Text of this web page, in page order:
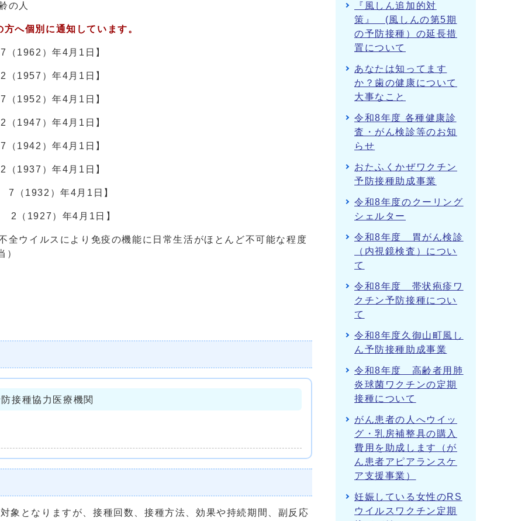
の人
へ個別に通知しています。
1962）年4月1日】
1957）年4月1日】
1952）年4月1日】
1947）年4月1日】
1942）年4月1日】
1937）年4月1日】
1932）年4月1日】
（1927）年4月1日】
ウイルスにより免疫の機能に日常生活がほとんど不可能な程度
）
接種協力医療機関
象となりますが、接種回数、接種方法、効果や持続期間、副反応
『風しん追加的対
策』 (風しんの第5期
の予防接種）の延長措
置について
あなたは知ってます
か？歯の健康について
大事なこと
令和8年度 各種健康診
査・がん検診等のお知
らせ
おたふくかぜワクチン
予防接種助成事業
令和8年度のクーリング
シェルター
令和8年度 胃がん検診
（内視鏡検査）につい
て
令和8年度 帯状疱疹ワ
クチン予防接種につい
て
令和8年度久御山町風し
ん予防接種助成事業
令和8年度 高齢者用肺
炎球菌ワクチンの定期
接種について
がん患者の人へウイッ
グ・乳房補整具の購入
費用を助成します（が
ん患者アピアランスケ
ア支援事業）
妊娠している女性のRS
ウイルスワクチン定期